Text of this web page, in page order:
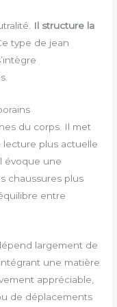
Il structure la
type de jean
du corps. Il met
plus actuelle
évoque une
chaussures plus
entre
largement de
une matière
appréciable,
de déplacements